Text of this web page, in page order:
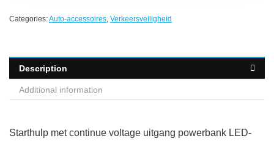
Categories:Auto-accessoires, Verkeersveiligheid
Description
Additional information
Starthulp met continue voltage uitgang powerbank LED-